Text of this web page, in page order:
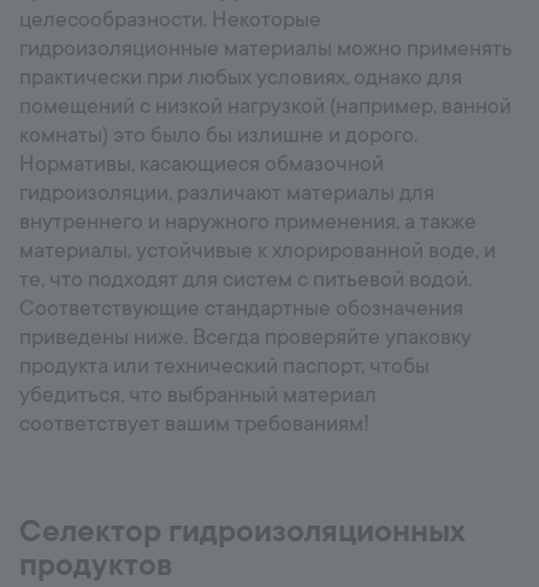
целесообразности. Некоторые
гидроизоляционные материалы можно применять
практически при любых условиях, однако для
помещений с низкой нагрузкой (например, ванной
комнаты) это было бы излишне и дорого.
Нормативы, касающиеся обмазочной
гидроизоляции, различают материалы для
внутреннего и наружного применения, а также
материалы, устойчивые к хлорированной воде, и
те, что подходят для систем с питьевой водой.
Соответствующие стандартные обозначения
приведены ниже. Всегда проверяйте упаковку
продукта или технический паспорт, чтобы
убедиться, что выбранный материал
соответствует вашим требованиям!
Селектор гидроизоляционных
продуктов